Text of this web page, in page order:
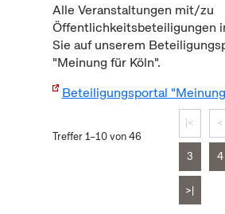
Alle Veranstaltungen mit/zu
Öffentlichkeitsbeteiligungen
Sie auf unserem
"Meinung für Köln".
Beteiligungsportal
Treffer 1–10 von 46
|< <
3 4
>|